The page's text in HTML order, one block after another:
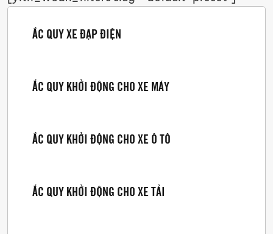
ẮC QUY XE ĐẠP ĐIỆN
ẮC QUY KHỞI ĐỘNG CHO XE MÁY
ẮC QUY KHỞI ĐỘNG CHO XE Ô TÔ
ẮC QUY KHỞI ĐỘNG CHO XE TẢI